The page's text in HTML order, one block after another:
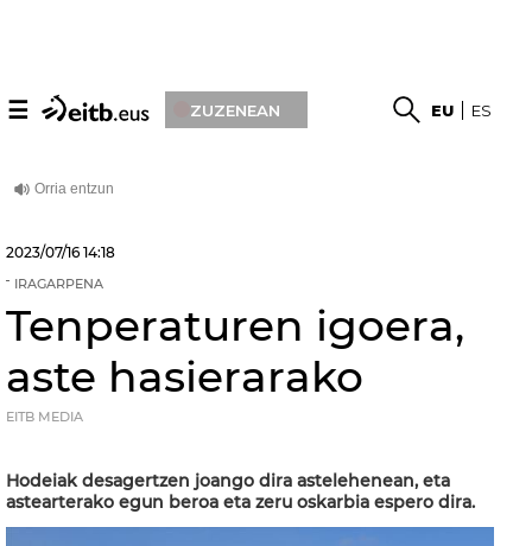
☰ ZUZENEAN EU ES
2023/07/16 14:18
IRAGARPENA
Tenperaturen igoera,
aste hasierarako
EITB MEDIA
Hodeiak desagertzen joango dira astelehenean, eta
astearterako egun beroa eta zeru oskarbia espero dira.